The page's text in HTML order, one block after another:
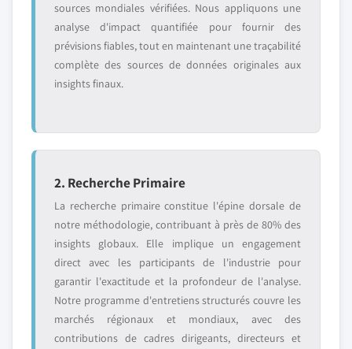
sources mondiales vérifiées. Nous appliquons une
analyse d'impact quantifiée pour fournir des
prévisions fiables, tout en maintenant une traçabilité
complète des sources de données originales aux
insights finaux.
2. Recherche Primaire
La recherche primaire constitue l'épine dorsale de
notre méthodologie, contribuant à près de 80% des
insights globaux. Elle implique un engagement
direct avec les participants de l'industrie pour
garantir l'exactitude et la profondeur de l'analyse.
Notre programme d'entretiens structurés couvre les
marchés régionaux et mondiaux, avec des
contributions de cadres dirigeants, directeurs et